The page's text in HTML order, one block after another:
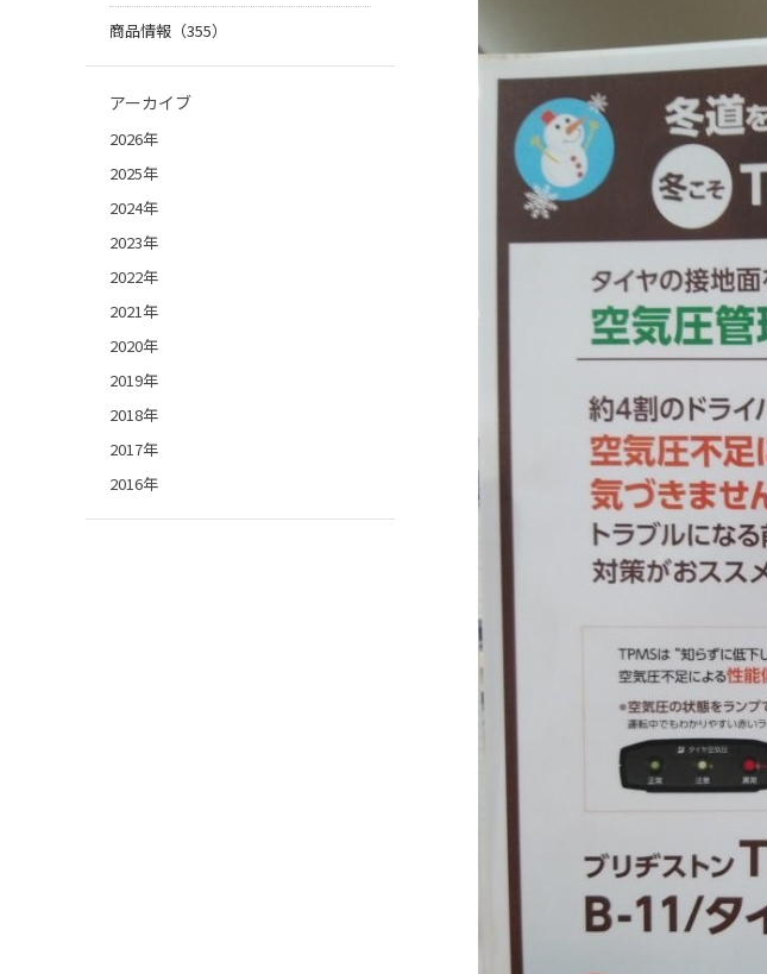
商品情報（355）
アーカイブ
2026年
2025年
2024年
2023年
2022年
2021年
2020年
2019年
2018年
2017年
2016年